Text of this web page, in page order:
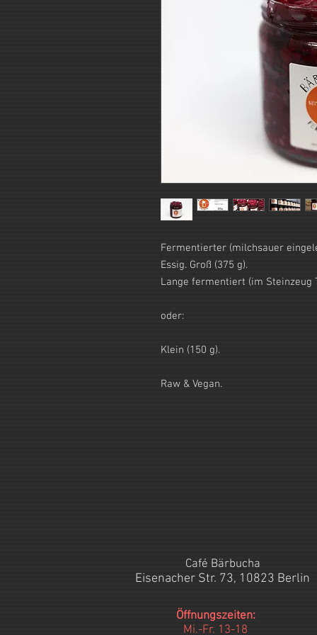
Fermentierter (milchsauer
Essig. Groß (375 g).
Lange fermentiert (im Steinzeug
oder:
Klein (150 g).
Raw & Vegan.
Café Bärbucha
Eisenacher Str. 73, 10823 Berlin
Öffnungszeiten:
Mi.-Fr. 13-18